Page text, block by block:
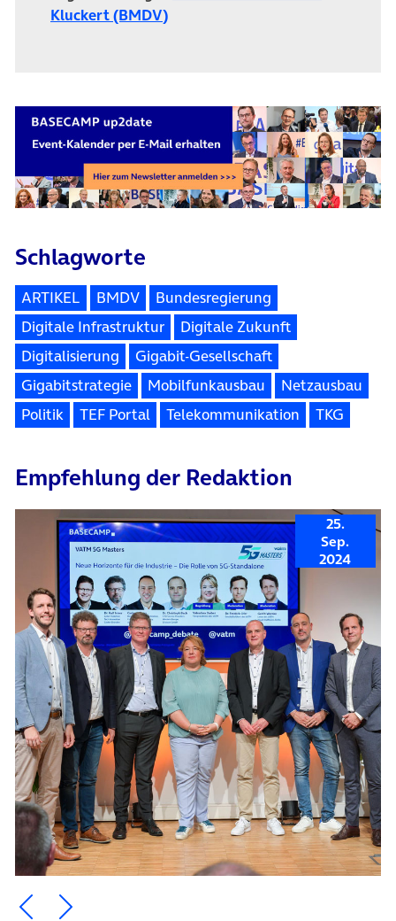
Kluckert (BMDV)(öffnet in neuem Tab)
Schlagworte
ARTIKEL BMDV
Bundesregierung
Digitale Infrastruktur
Digitale Zukunft
Digitalisierung
Gigabit-Gesellschaft
Gigabitstrategie
Mobilfunkausbau
Netzausbau
Politik
TEF Portal Telekommunikation TKG
Empfehlung der Redaktion
25.
Sep.
2024
Ein Element zurück blättern
Ein Element weiter blättern